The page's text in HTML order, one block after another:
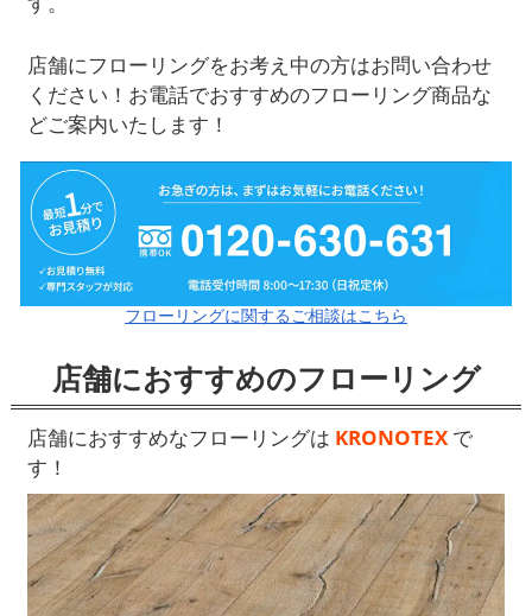
店舗にフローリングをお考え中の方はお問い合わせ
ください！お電話でおすすめのフローリング商品な
どご案内いたします！
フローリングに関するご相談はこちら
店舗におすすめのフローリング
店舗におすすめなフローリングは KRONOTEX で
す！